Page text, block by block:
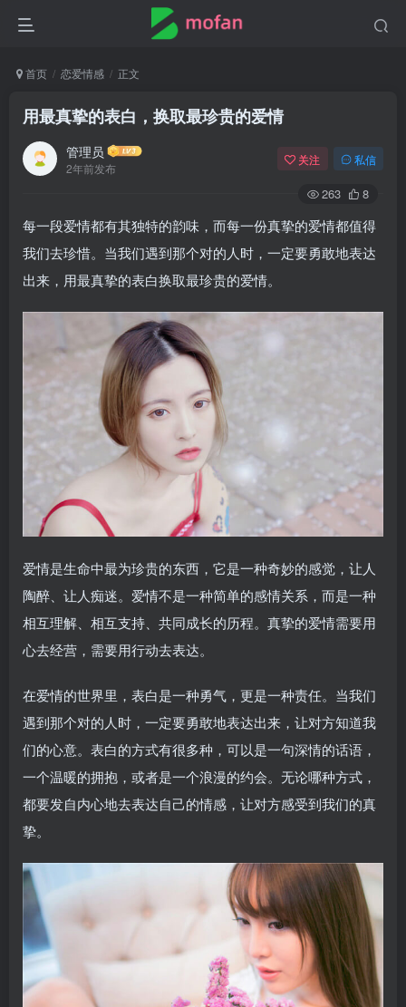
首页 恋爱情感 正文
用最真挚的表白，换取最珍贵的爱情
管理员
2年前发布
关注 私信
263 8
每一段爱情都有其独特的韵味，而每一份真挚的爱情都值得
我们去珍惜。当我们遇到那个对的人时，一定要勇敢地表达
出来，用最真挚的表白换取最珍贵的爱情。
爱情是生命中最为珍贵的东西，它是一种奇妙的感觉，让人
陶醉、让人痴迷。爱情不是一种简单的感情关系，而是一种
相互理解、相互支持、共同成长的历程。真挚的爱情需要用
心去经营，需要用行动去表达。
在爱情的世界里，表白是一种勇气，更是一种责任。当我们
遇到那个对的人时，一定要勇敢地表达出来，让对方知道我
们的心意。表白的方式有很多种，可以是一句深情的话语，
一个温暖的拥抱，或者是一个浪漫的约会。无论哪种方式，
都要发自内心地去表达自己的情感，让对方感受到我们的真
挚。